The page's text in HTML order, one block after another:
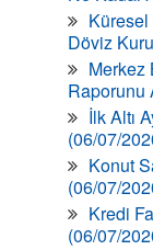
Küresel
Döviz
Merkez
Raporunu
İlk Altı
(06/07/
Konut
(06/07/
Kredi
(06/07/